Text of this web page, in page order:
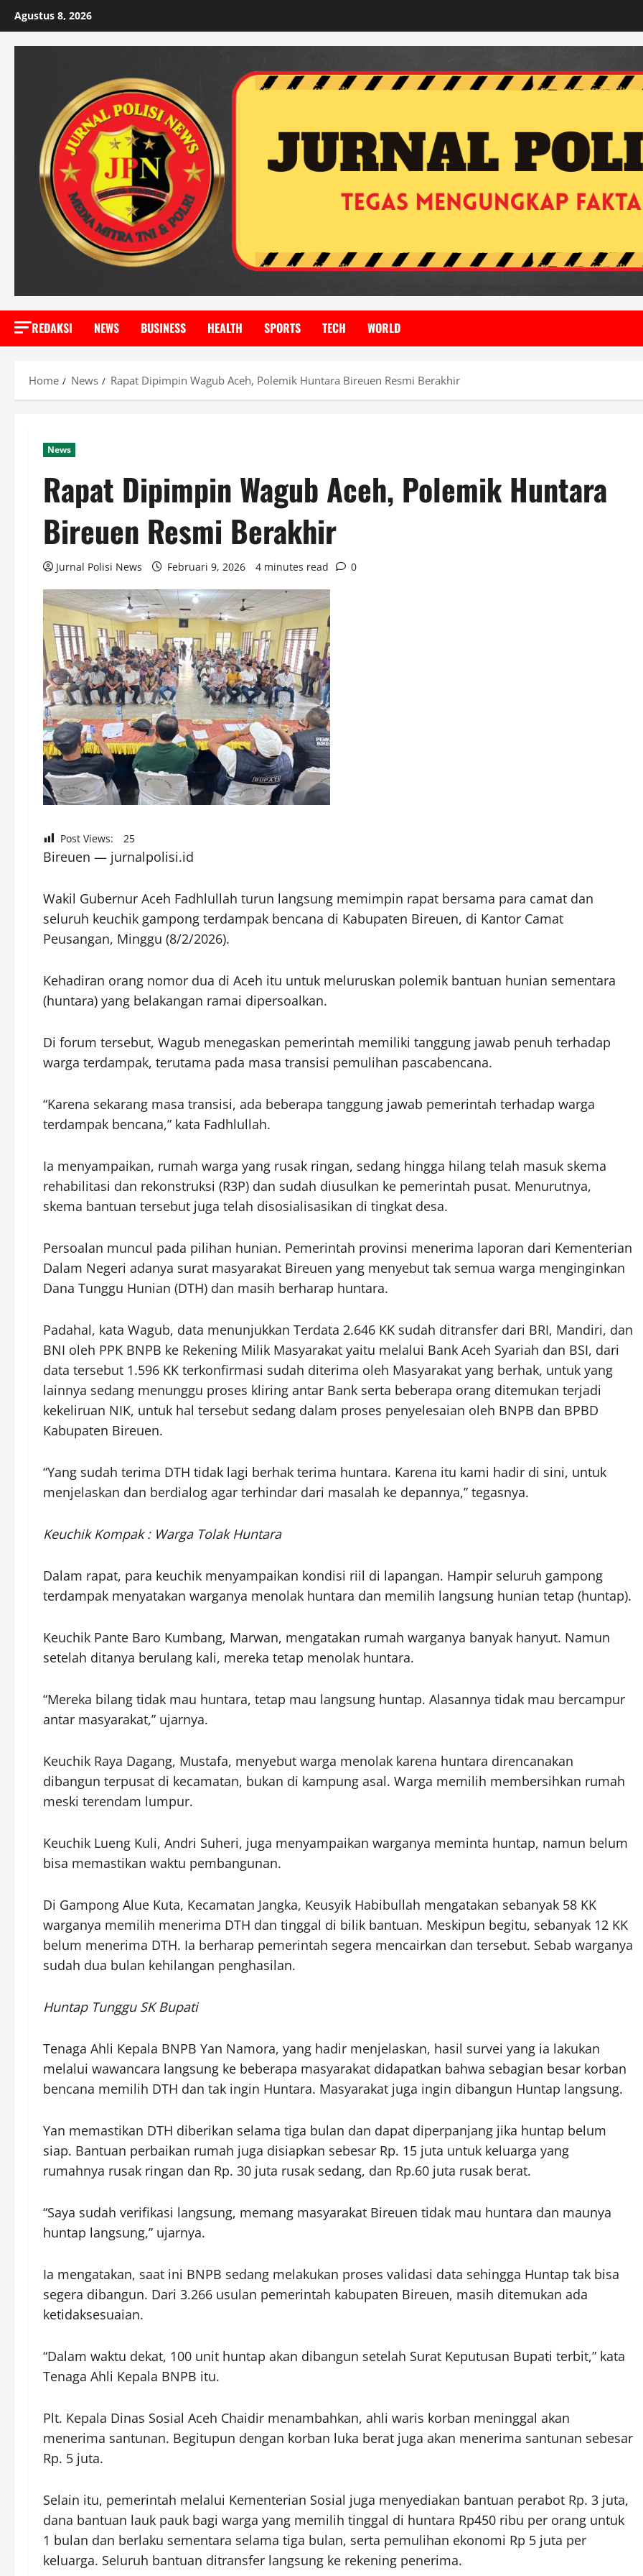
content
Agustus 8, 2026
REDAKSI NEWS BUSINESS HEALTH SPORTS TECH WORLD
Home News Rapat Dipimpin Wagub Aceh, Polemik Huntara Bireuen Resmi Berakhir
News
Rapat Dipimpin Wagub Aceh, Polemik Huntara
Bireuen Resmi Berakhir
Jurnal Polisi News Februari 9, 2026 4 minutes read 0
Post Views: 25
Bireuen — jurnalpolisi.id
Wakil Gubernur Aceh Fadhlullah turun langsung memimpin rapat bersama para camat dan
seluruh keuchik gampong terdampak bencana di Kabupaten Bireuen, di Kantor Camat
Peusangan, Minggu (8/2/2026).
Kehadiran orang nomor dua di Aceh itu untuk meluruskan polemik bantuan hunian sementara
(huntara) yang belakangan ramai dipersoalkan.
Di forum tersebut, Wagub menegaskan pemerintah memiliki tanggung jawab penuh terhadap
warga terdampak, terutama pada masa transisi pemulihan pascabencana.
“Karena sekarang masa transisi, ada beberapa tanggung jawab pemerintah terhadap warga
terdampak bencana,” kata Fadhlullah.
Ia menyampaikan, rumah warga yang rusak ringan, sedang hingga hilang telah masuk skema
rehabilitasi dan rekonstruksi (R3P) dan sudah diusulkan ke pemerintah pusat. Menurutnya,
skema bantuan tersebut juga telah disosialisasikan di tingkat desa.
Persoalan muncul pada pilihan hunian. Pemerintah provinsi menerima laporan dari Kementerian
Dalam Negeri adanya surat masyarakat Bireuen yang menyebut tak semua warga menginginkan
Dana Tunggu Hunian (DTH) dan masih berharap huntara.
Padahal, kata Wagub, data menunjukkan Terdata 2.646 KK sudah ditransfer dari BRI, Mandiri, dan
BNI oleh PPK BNPB ke Rekening Milik Masyarakat yaitu melalui Bank Aceh Syariah dan BSI, dari
data tersebut 1.596 KK terkonfirmasi sudah diterima oleh Masyarakat yang berhak, untuk yang
lainnya sedang menunggu proses kliring antar Bank serta beberapa orang ditemukan terjadi
kekeliruan NIK, untuk hal tersebut sedang dalam proses penyelesaian oleh BNPB dan BPBD
Kabupaten Bireuen.
“Yang sudah terima DTH tidak lagi berhak terima huntara. Karena itu kami hadir di sini, untuk
menjelaskan dan berdialog agar terhindar dari masalah ke depannya,” tegasnya.
Keuchik Kompak : Warga Tolak Huntara
Dalam rapat, para keuchik menyampaikan kondisi riil di lapangan. Hampir seluruh gampong
terdampak menyatakan warganya menolak huntara dan memilih langsung hunian tetap (huntap).
Keuchik Pante Baro Kumbang, Marwan, mengatakan rumah warganya banyak hanyut. Namun
setelah ditanya berulang kali, mereka tetap menolak huntara.
“Mereka bilang tidak mau huntara, tetap mau langsung huntap. Alasannya tidak mau bercampur
antar masyarakat,” ujarnya.
Keuchik Raya Dagang, Mustafa, menyebut warga menolak karena huntara direncanakan
dibangun terpusat di kecamatan, bukan di kampung asal. Warga memilih membersihkan rumah
meski terendam lumpur.
Keuchik Lueng Kuli, Andri Suheri, juga menyampaikan warganya meminta huntap, namun belum
bisa memastikan waktu pembangunan.
Di Gampong Alue Kuta, Kecamatan Jangka, Keusyik Habibullah mengatakan sebanyak 58 KK
warganya memilih menerima DTH dan tinggal di bilik bantuan. Meskipun begitu, sebanyak 12 KK
belum menerima DTH. Ia berharap pemerintah segera mencairkan dan tersebut. Sebab warganya
sudah dua bulan kehilangan penghasilan.
Huntap Tunggu SK Bupati
Tenaga Ahli Kepala BNPB Yan Namora, yang hadir menjelaskan, hasil survei yang ia lakukan
melalui wawancara langsung ke beberapa masyarakat didapatkan bahwa sebagian besar korban
bencana memilih DTH dan tak ingin Huntara. Masyarakat juga ingin dibangun Huntap langsung.
Yan memastikan DTH diberikan selama tiga bulan dan dapat diperpanjang jika huntap belum
siap. Bantuan perbaikan rumah juga disiapkan sebesar Rp. 15 juta untuk keluarga yang
rumahnya rusak ringan dan Rp. 30 juta rusak sedang, dan Rp.60 juta rusak berat.
“Saya sudah verifikasi langsung, memang masyarakat Bireuen tidak mau huntara dan maunya
huntap langsung,” ujarnya.
Ia mengatakan, saat ini BNPB sedang melakukan proses validasi data sehingga Huntap tak bisa
segera dibangun. Dari 3.266 usulan pemerintah kabupaten Bireuen, masih ditemukan ada
ketidaksesuaian.
“Dalam waktu dekat, 100 unit huntap akan dibangun setelah Surat Keputusan Bupati terbit,” kata
Tenaga Ahli Kepala BNPB itu.
Plt. Kepala Dinas Sosial Aceh Chaidir menambahkan, ahli waris korban meninggal akan
menerima santunan. Begitupun dengan korban luka berat juga akan menerima santunan sebesar
Rp. 5 juta.
Selain itu, pemerintah melalui Kementerian Sosial juga menyediakan bantuan perabot Rp. 3 juta,
dana bantuan lauk pauk bagi warga yang memilih tinggal di huntara Rp450 ribu per orang untuk
1 bulan dan berlaku sementara selama tiga bulan, serta pemulihan ekonomi Rp 5 juta per
keluarga. Seluruh bantuan ditransfer langsung ke rekening penerima.